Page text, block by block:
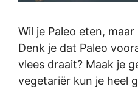
Wil je Paleo eten,
Denk je dat Paleo
vlees draait? Maak je
vegetariër kun je heel